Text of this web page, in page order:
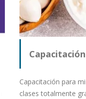
Capacitación para
clases totalmente